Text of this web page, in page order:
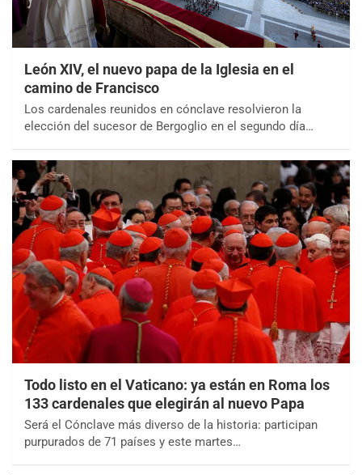
León XIV, el nuevo papa de la Iglesia en el
camino de Francisco
Los cardenales reunidos en cónclave resolvieron la
elección del sucesor de Bergoglio en el segundo día…
Todo listo en el Vaticano: ya están en Roma los
133 cardenales que elegirán al nuevo Papa
Será el Cónclave más diverso de la historia: participan
purpurados de 71 países y este martes…